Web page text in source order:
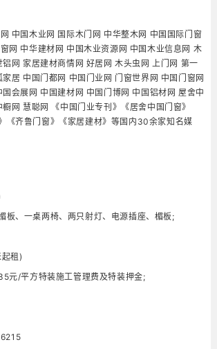
中国木业网 国际木门网 中华整木网 中国国际门窗
网 中华建材网 中国木业资源网 中国木业信息网 木
网 家居建材商情网 好居网 木头虫网 上门网 第一
居 中国门都网 中国门业网 门窗世界网 中国门窗网
会展网 中国建材网 中国门博网 中国铝材网 屋舍中
网 慧聪网 《中国门业专刊》《居舍中国门窗》
《齐鲁门窗》《家居建材》等国内30余家知名媒
板、一桌两椅、两只射灯、电源插座、楣板;
租)
元/平方特装施工管理费及特装押金;